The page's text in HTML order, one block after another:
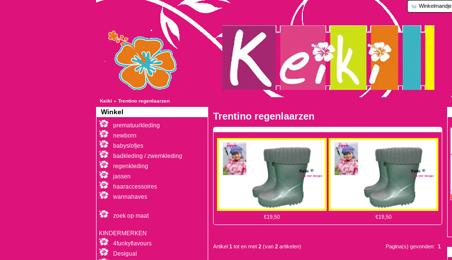
Winkelmandje
Keiki » Trentino regenlaarzen
Trentino regenlaarzen
€19,50 €19,50
Pagina(s) gevonden: 1
Artikel 1 tot en met 2 (van 2 artikelen)
Winkel
prematuurkleding
newborn
babyslofjes
badkleding / zwemkleding
regenkleding
jassen
haaraccessoires
wannahaves
zoek op maat
KINDERMERKEN
4funkyflavours
Desigual